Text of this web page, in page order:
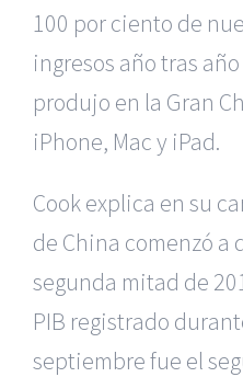
100 por ciento de
ingresos año tras
produjo en la Gran
iPhone, Mac y iPad.
Cook explica en su
de China comenzó a
segunda mitad de
PIB registrado
septiembre fue el